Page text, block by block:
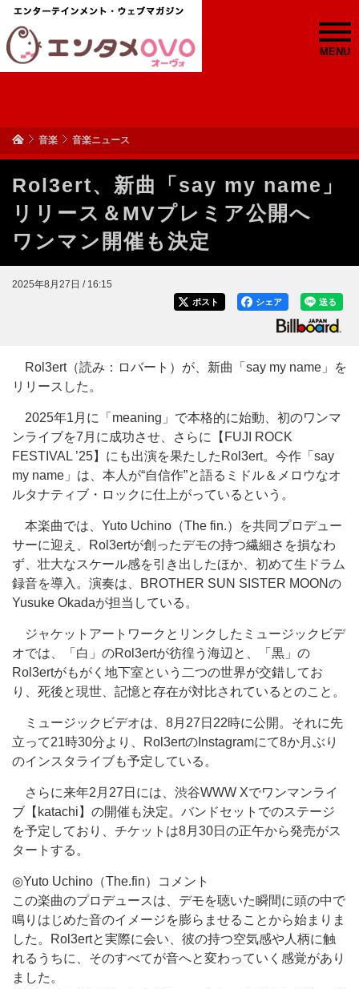
MENU
音楽 音楽ニュース
Rol3ert、新曲「say my name」
リリース＆MVプレミア公開へ
ワンマン開催も決定
2025年8月27日 / 16:15
送る
シェア
ポスト
Rol3ert（読み：ロバート）が、新曲「say my name」を
リリースした。
2025年1月に「meaning」で本格的に始動、初のワンマ
ンライブを7月に成功させ、さらに【FUJI ROCK
FESTIVAL ’25】にも出演を果たしたRol3ert。今作「say
my name」は、本人が“自信作”と語るミドル＆メロウなオ
ルタナティブ・ロックに仕上がっているという。
本楽曲では、Yuto Uchino（The fin.）を共同プロデュー
サーに迎え、Rol3ertが創ったデモの持つ繊細さを損なわ
ず、壮大なスケール感を引き出したほか、初めて生ドラム
録音を導入。演奏は、BROTHER SUN SISTER MOONの
Yusuke Okadaが担当している。
ジャケットアートワークとリンクしたミュージックビデ
オでは、「白」のRol3ertが彷徨う海辺と、「黒」の
Rol3ertがもがく地下室という二つの世界が交錯してお
り、死後と現世、記憶と存在が対比されているとのこと。
ミュージックビデオは、8月27日22時に公開。それに先
立って21時30分より、Rol3ertのInstagramにて8か月ぶり
のインスタライブも予定している。
さらに来年2月27日には、渋谷WWW Xでワンマンライ
ブ【katachi】の開催も決定。バンドセットでのステージ
を予定しており、チケットは8月30日の正午から発売がス
タートする。
◎Yuto Uchino（The.fin）コメント
この楽曲のプロデュースは、デモを聴いた瞬間に頭の中で
鳴りはじめた音のイメージを膨らませることから始まりま
した。Rol3ertと実際に会い、彼の持つ空気感や人柄に触
れるうちに、そのすべてが音へと変わっていく感覚があり
ました。